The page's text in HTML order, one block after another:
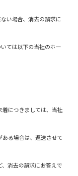
い場合、消去の請求に
ては以下の当社のホー
着につきましては、当社
ある場合は、返送させて
、消去の請求にお答えで